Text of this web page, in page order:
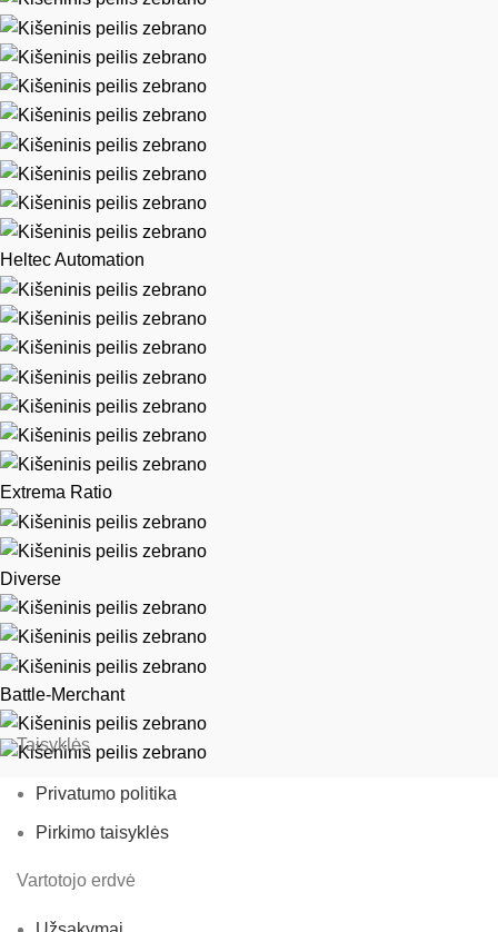
Heltec Automation
Extrema Ratio
Diverse
Battle-Merchant
Taisyklės
Privatumo politika
Pirkimo taisyklės
Vartotojo erdvė